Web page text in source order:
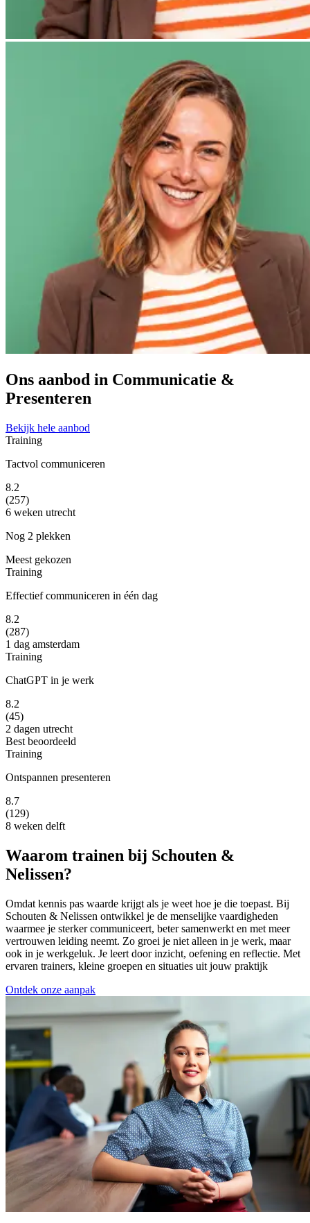
Ons aanbod in Communicatie &
Presenteren
Bekijk hele aanbod
Training
Tactvol communiceren
8.2
(257)
6 weken utrecht
Nog 2 plekken
Meest gekozen
Training
Effectief communiceren in één dag
8.2
(287)
1 dag amsterdam
Training
ChatGPT in je werk
8.2
(45)
2 dagen utrecht
Best beoordeeld
Training
Ontspannen presenteren
8.7
(129)
8 weken delft
Waarom trainen bij Schouten &
Nelissen?
Omdat kennis pas waarde krijgt als je weet hoe je die toepast. Bij
Schouten & Nelissen ontwikkel je de menselijke vaardigheden
waarmee je sterker communiceert, beter samenwerkt en met meer
vertrouwen leiding neemt. Zo groei je niet alleen in je werk, maar
ook in je werkgeluk. Je leert door inzicht, oefening en reflectie. Met
ervaren trainers, kleine groepen en situaties uit jouw praktijk
Ontdek onze aanpak